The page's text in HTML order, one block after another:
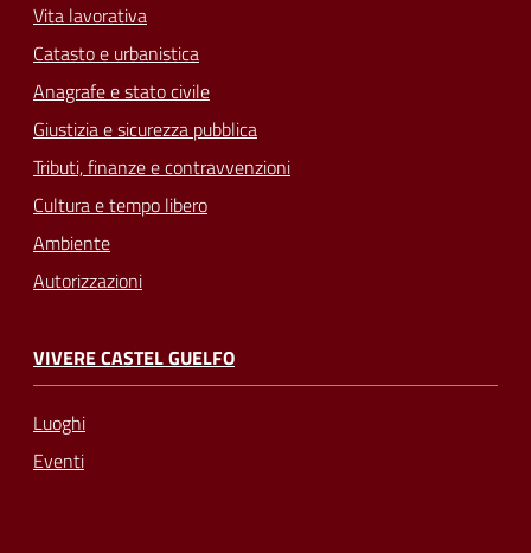
Vita lavorativa
Catasto e urbanistica
Anagrafe e stato civile
Giustizia e sicurezza pubblica
Tributi, finanze e contravvenzioni
Cultura e tempo libero
Ambiente
Autorizzazioni
VIVERE CASTEL GUELFO
Luoghi
Eventi